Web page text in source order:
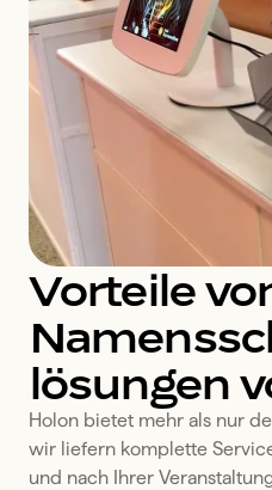
Vorteile
lösungen
Holon bietet mehr als nur
wir liefern komplette
und nach Ihrer